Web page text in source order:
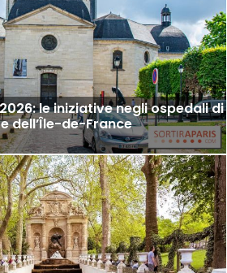
le iniziative negli ospedali di
dell’Île-de-France